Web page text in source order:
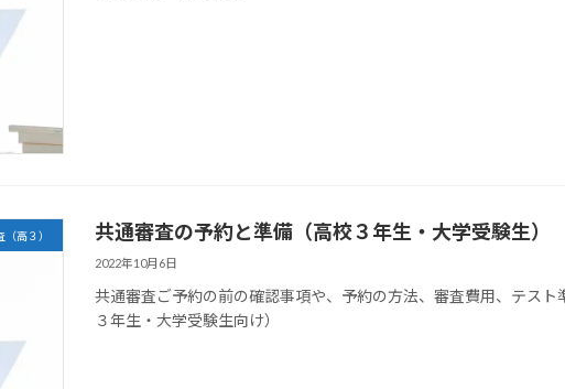
高３） 共通審査の予約と準備（高校３年生・大学受験生）
2022年10月6日
共通審査ご予約の前の確認事項や、予約の方法、審査費用、テス
３年生・大学受験生向け）